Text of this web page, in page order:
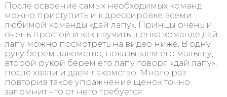
После освоение самых необходимых команд
можно приступить и к дрессировке всеми
любимой команды «дай лапу». Принцы очень и
очень простой и как научить щенка команде дай
лапу можно посмотреть на видео ниже. В одну
руку берем лакомство, показываем его малышу,
второй рукой берем его лапу говоря «дай лапу»,
после хвали и даем лакомство. Много раз
повторив такое упражнение щенок точно
запомнит что от него требуется.